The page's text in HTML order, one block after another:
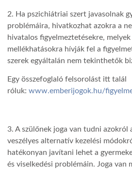
2. Ha pszichiátriai szert javasolnak
problémáira, hivatkozhat azokra a
hivatalos figyelmeztetésekre,
mellékhatásokra hívják fel a
szerek egyáltalán nem tekinthetők
Egy összefoglaló felsorolást itt talál
róluk: www.emberijogok.hu/
3. A szülőnek joga van tudni azokról
veszélyes alternatív kezelési
hatékonyan javítani lehet a
és viselkedési problémáin. Joga van